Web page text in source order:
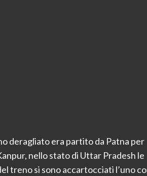
deragliato era partito da Patna per
nello stato di Uttar Pradesh le
treno si sono accartocciati l’uno